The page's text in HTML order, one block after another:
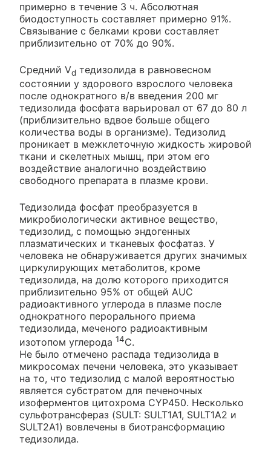
примерно в течение 3 ч. Абсолютная
биодоступность составляет примерно 91%.
Связывание с белками крови составляет
приблизительно от 70% до 90%.
Средний Vd тедизолида в равновесном
состоянии у здорового взрослого человека
после однократного в/в введения 200 мг
тедизолида фосфата варьировал от 67 до 80 л
(приблизительно вдвое больше общего
количества воды в организме). Тедизолид
проникает в межклеточную жидкость жировой
ткани и скелетных мышц, при этом его
воздействие аналогично воздействию
свободного препарата в плазме крови.
Тедизолида фосфат преобразуется в
микробиологически активное вещество,
тедизолид, с помощью эндогенных
плазматических и тканевых фосфатаз. У
человека не обнаруживается других значимых
циркулирующих метаболитов, кроме
тедизолида, на долю которого приходится
приблизительно 95% от общей AUC
радиоактивного углерода в плазме после
однократного перорального приема
тедизолида, меченого радиоактивным
изотопом углерода 14С.
Не было отмечено распада тедизолида в
микросомах печени человека, это указывает
на то, что тедизолид с малой вероятностью
является субстратом для печеночных
изоферментов цитохрома CYP450. Несколько
сульфотрансфераз (SULT: SULT1A1, SULT1A2 и
SULT2A1) вовлечены в биотрансформацию
тедизолида.